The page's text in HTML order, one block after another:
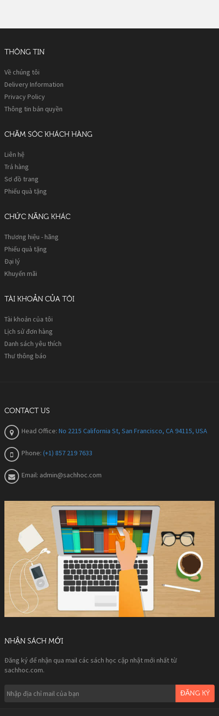
THÔNG TIN
Về chúng tôi
Delivery Information
Privacy Policy
Thông tin bản quyền
CHĂM SÓC KHÁCH HÀNG
Liên hệ
Trả hàng
Sơ đồ trang
Phiếu quà tặng
CHỨC NĂNG KHÁC
Thương hiệu - hãng
Phiếu quà tặng
Đại lý
Khuyến mãi
TÀI KHOẢN CỦA TÔI
Tài khoản của tôi
Lịch sử đơn hàng
Danh sách yêu thích
Thư thông báo
CONTACT US
Head Office: No 2215 California St, San Francisco, CA 94115, USA
Phone: (+1) 857 219 7633
Email: admin@sachhoc.com
NHẬN SÁCH MỚI
Đăng ký để nhận qua mail các sách học cập nhật mới nhất từ
sachhoc.com.
ĐĂNG KÝ